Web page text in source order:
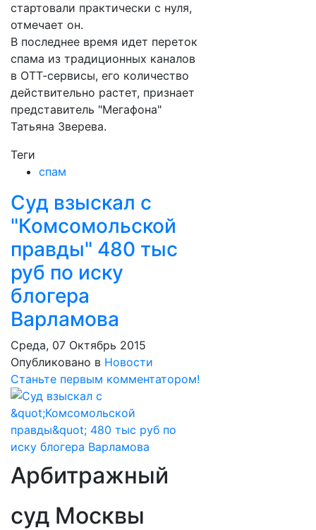
стартовали практически с нуля,
отмечает он.
В последнее время идет переток
спама из традиционных каналов
в ОТТ-сервисы, его количество
действительно растет, признает
представитель "Мегафона"
Татьяна Зверева.
Теги
спам
Суд взыскал с
"Комсомольской
правды" 480 тыс
руб по иску
блогера
Варламова
Среда, 07 Октябрь 2015
Опубликовано в Новости
Станьте первым комментатором!
Арбитражный
суд Москвы